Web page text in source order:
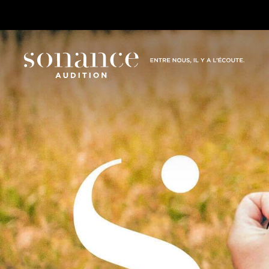
étape
Nos
Notre
Audition et prévention
L’audition: de l’oreille au
cerveau
Le capital auditif: une notion
méconnue
Les protections auditives
Les pertes
Pertes
La
Le risque